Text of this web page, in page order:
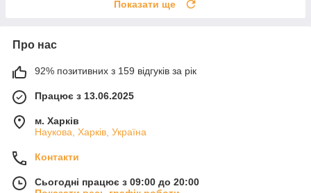
Показати ще
Про нас
92% позитивних з 159 відгуків за рік
Працює з 13.06.2025
м. Харків
Наукова, Харків, Україна
Контакти
Сьогодні працює з 09:00 до 20:00